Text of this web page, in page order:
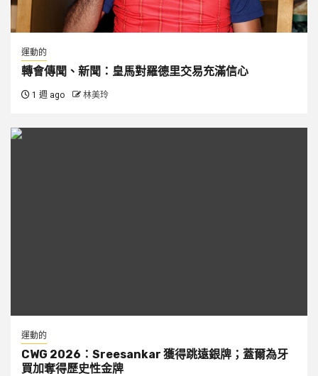
運動的
轉會傳聞、新聞：皇馬對羅德里交易充滿信心
1 週 ago 林美玲
運動的
CWG 2026：Sreesankar 獲得跳遠銀牌；蓋爾為牙
買加奪得歷史性金牌